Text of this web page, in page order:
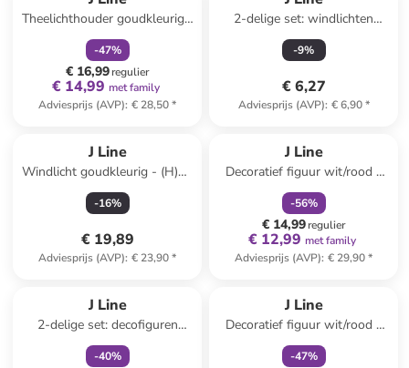
Theelichthouder goudkleurig -
(H)21 x Ø 15 cm
-47%
€ 16,99regulier
€ 14,99 met family
Adviesprijs (AVP): € 28,50*
2-delige set: windlichten
tranparant/zilverkleurig -
(H)8,5 x Ø 10 cm
-9%
€ 6,27
Adviesprijs (AVP): € 6,90*
J Line
Windlicht goudkleurig - (H)19
x Ø 18 cm
-16%
€ 19,89
Adviesprijs (AVP): € 23,90*
J Line
Decoratief figuur wit/rood -
(B)26 x (H)24 x (D)13,5 cm
-56%
€ 14,99regulier
€ 12,99 met family
Adviesprijs (AVP): € 29,90*
J Line
2-delige set: decofiguren
lichtbruin/wit - (H)15,5 cm
-40%
J Line
Decoratief figuur wit/rood -
(B)19,5 x (H)19 x (D)10,5 cm
-47%